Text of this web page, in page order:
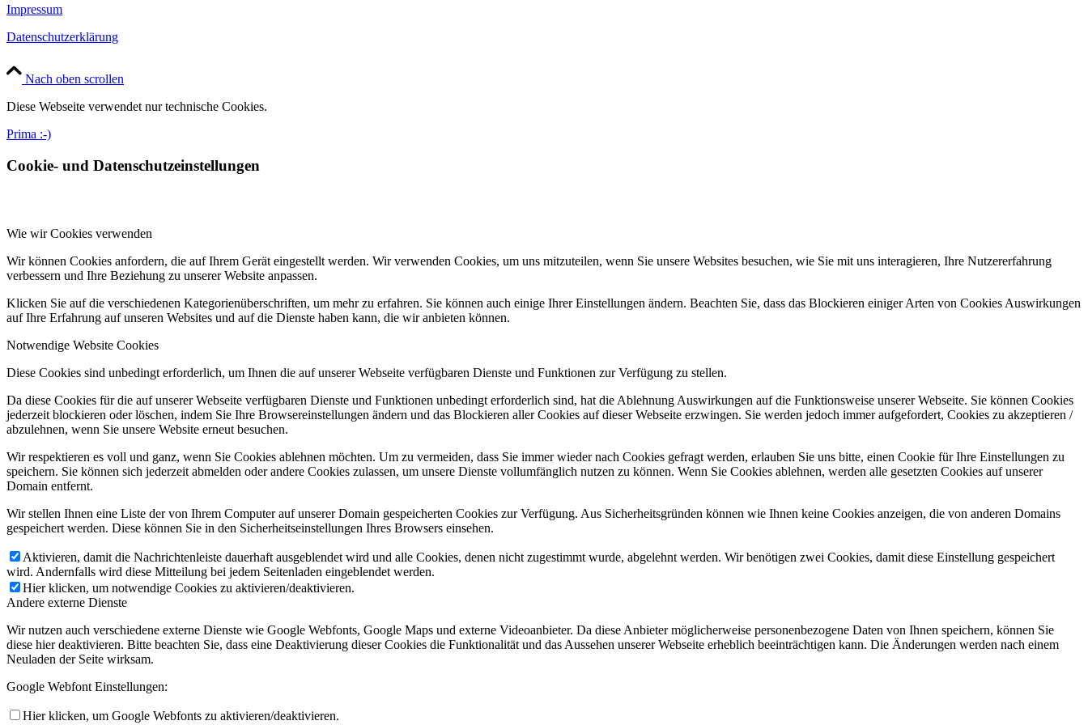
Impressum
Datenschutzerklärung
Nach oben scrollen
Diese Webseite verwendet nur technische Cookies.
Prima :-)
Cookie- und Datenschutzeinstellungen
Wie wir Cookies verwenden
Wir können Cookies anfordern, die auf Ihrem Gerät eingestellt werden. Wir verwenden Cookies, um uns mitzuteilen, wenn Sie unsere Websites besuchen, wie Sie mit uns interagieren, Ihre Nutzererfahrung
verbessern und Ihre Beziehung zu unserer Website anpassen.
Klicken Sie auf die verschiedenen Kategorienüberschriften, um mehr zu erfahren. Sie können auch einige Ihrer Einstellungen ändern. Beachten Sie, dass das Blockieren einiger Arten von Cookies Auswirkungen
auf Ihre Erfahrung auf unseren Websites und auf die Dienste haben kann, die wir anbieten können.
Notwendige Website Cookies
Diese Cookies sind unbedingt erforderlich, um Ihnen die auf unserer Webseite verfügbaren Dienste und Funktionen zur Verfügung zu stellen.
Da diese Cookies für die auf unserer Webseite verfügbaren Dienste und Funktionen unbedingt erforderlich sind, hat die Ablehnung Auswirkungen auf die Funktionsweise unserer Webseite. Sie können Cookies
jederzeit blockieren oder löschen, indem Sie Ihre Browsereinstellungen ändern und das Blockieren aller Cookies auf dieser Webseite erzwingen. Sie werden jedoch immer aufgefordert, Cookies zu akzeptieren /
abzulehnen, wenn Sie unsere Website erneut besuchen.
Wir respektieren es voll und ganz, wenn Sie Cookies ablehnen möchten. Um zu vermeiden, dass Sie immer wieder nach Cookies gefragt werden, erlauben Sie uns bitte, einen Cookie für Ihre Einstellungen zu
speichern. Sie können sich jederzeit abmelden oder andere Cookies zulassen, um unsere Dienste vollumfänglich nutzen zu können. Wenn Sie Cookies ablehnen, werden alle gesetzten Cookies auf unserer
Domain entfernt.
Wir stellen Ihnen eine Liste der von Ihrem Computer auf unserer Domain gespeicherten Cookies zur Verfügung. Aus Sicherheitsgründen können wie Ihnen keine Cookies anzeigen, die von anderen Domains
gespeichert werden. Diese können Sie in den Sicherheitseinstellungen Ihres Browsers einsehen.
Aktivieren, damit die Nachrichtenleiste dauerhaft ausgeblendet wird und alle Cookies, denen nicht zugestimmt wurde, abgelehnt werden. Wir benötigen zwei Cookies, damit diese Einstellung gespeichert
wird. Andernfalls wird diese Mitteilung bei jedem Seitenladen eingeblendet werden.
Hier klicken, um notwendige Cookies zu aktivieren/deaktivieren.
Andere externe Dienste
Wir nutzen auch verschiedene externe Dienste wie Google Webfonts, Google Maps und externe Videoanbieter. Da diese Anbieter möglicherweise personenbezogene Daten von Ihnen speichern, können Sie
diese hier deaktivieren. Bitte beachten Sie, dass eine Deaktivierung dieser Cookies die Funktionalität und das Aussehen unserer Webseite erheblich beeinträchtigen kann. Die Änderungen werden nach einem
Neuladen der Seite wirksam.
Google Webfont Einstellungen:
Hier klicken, um Google Webfonts zu aktivieren/deaktivieren.